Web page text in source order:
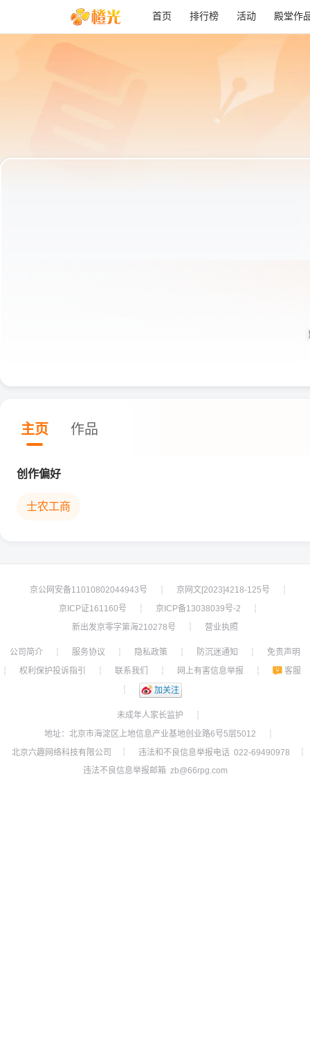
首页 排行榜 活动 殿堂作
主页 作品
创作偏好
士农工商
京公网安备11010802044943号 ┊ 京网文[2023]4218-125号
┊
京ICP证161160号
┊ 京ICP备13038039号-2
┊
新出发京零字第海210278号
┊ 营业执照
公司简介 ┊ 服务协议 ┊ 隐私政策 ┊ 防沉迷通知 ┊
免责声明
┊
权利保护投诉指引 ┊ 联系我们 ┊ 网上有害信息举报 ┊
客服
┊
加关注
未成年人家长监护
┊
地址：北京市海淀区上地信息产业基地创业路6号5层5012
┊
北京六趣网络科技有限公司
┊ 违法和不良信息举报电话 022-69490978
┊
违法不良信息举报邮箱 zb@66rpg.com